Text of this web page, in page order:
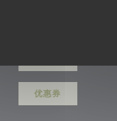
优惠券